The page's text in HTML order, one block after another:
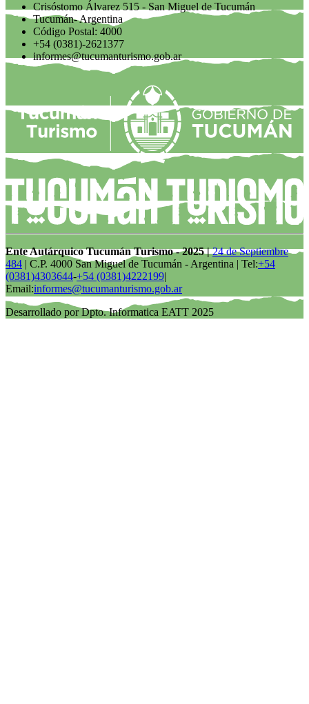
Crisóstomo Álvarez 515 - San Miguel de Tucumán
Tucumán- Argentina
Código Postal: 4000
+54 (0381)-2621377
informes@tucumanturismo.gob.ar
Ente Autárquico Tucumán Turismo - 2025 |24 de Septiembre
484 | C.P. 4000 San Miguel de Tucumán - Argentina | Tel:+54
(0381)4303644-+54 (0381)4222199|
Email:informes@tucumanturismo.gob.ar
Desarrollado por Dpto. Informatica EATT 2025